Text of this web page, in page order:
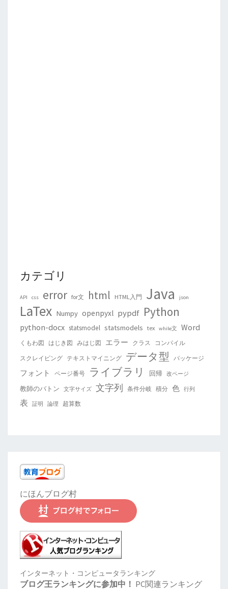
カテゴリ
API css error for文 html HTML入門 Java json
LaTex Numpy openpyxl pypdf Python
python-docx statsmodel statsmodels tex while文 Word
くもわ図 はじき図 みはじ図 エラー クラス
コンパイル
スクレイピング テキストマイニング データ型 パッケージ
フォント ページ番号 ライブラリ 回帰 改ページ
教師のバトン 文字サイズ 文字列 条件分岐 積分 色 行列
表 証明 論理 超算数
にほんブログ村
インターネット・コンピュータランキング
ブログ王ランキングに参加中！ PC関連ランキング